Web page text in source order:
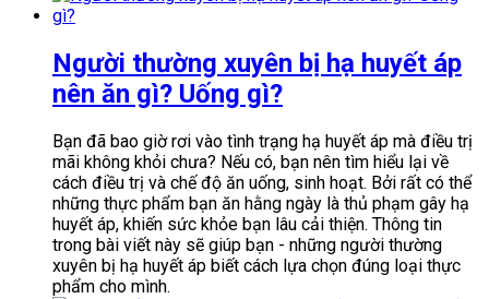
Người thường xuyên bị hạ huyết áp
nên ăn gì? Uống gì?
Bạn đã bao giờ rơi vào tình trạng hạ huyết áp mà điều trị
mãi không khỏi chưa? Nếu có, bạn nên tìm hiểu lại về
cách điều trị và chế độ ăn uống, sinh hoạt. Bởi rất có thể
những thực phẩm bạn ăn hằng ngày là thủ phạm gây hạ
huyết áp, khiến sức khỏe bạn lâu cải thiện. Thông tin
trong bài viết này sẽ giúp bạn - những người thường
xuyên bị hạ huyết áp biết cách lựa chọn đúng loại thực
phẩm cho mình.